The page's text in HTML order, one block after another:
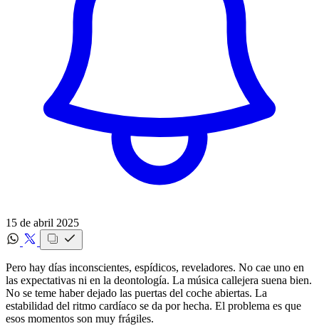
15 de abril 2025
Pero hay días inconscientes, espídicos, reveladores. No cae uno en
las expectativas ni en la deontología. La música callejera suena bien.
No se teme haber dejado las puertas del coche abiertas. La
estabilidad del ritmo cardíaco se da por hecha. El problema es que
esos momentos son muy frágiles.